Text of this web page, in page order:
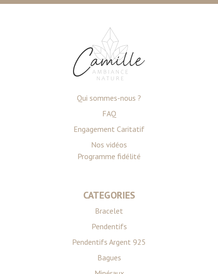
Qui sommes-nous ?
FAQ
Engagement Caritatif
Nos vidéos
Programme fidélité
CATEGORIES
Bracelet
Pendentifs
Pendentifs Argent 925
Bagues